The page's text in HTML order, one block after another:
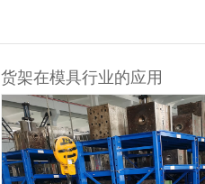
货架在汽车配件行业的应用